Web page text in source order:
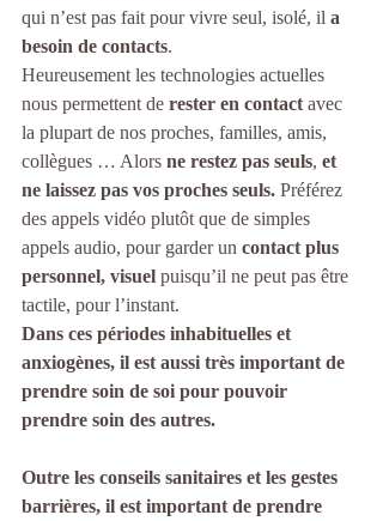
qui n’est pas fait pour vivre seul, isolé, il a
besoin de contacts.
Heureusement les technologies actuelles
nous permettent de rester en contact avec
la plupart de nos proches, familles, amis,
collègues … Alors ne restez pas seuls, et
ne laissez pas vos proches seuls. Préférez
des appels vidéo plutôt que de simples
appels audio, pour garder un contact plus
personnel, visuel puisqu’il ne peut pas être
tactile, pour l’instant.
Dans ces périodes inhabituelles et
anxiogènes, il est aussi très important de
prendre soin de soi pour pouvoir
prendre soin des autres.
Outre les conseils sanitaires et les gestes
barrières, il est important de prendre